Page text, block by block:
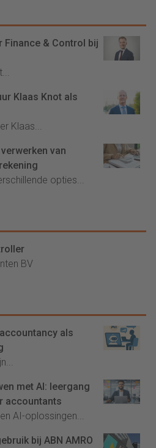
Finance & Control bij
Klaas Knot als
Klaas...
van
opties...
BV
als
met AI: leergang
accountants
AI-oplossingen...
bij ABN AMRO